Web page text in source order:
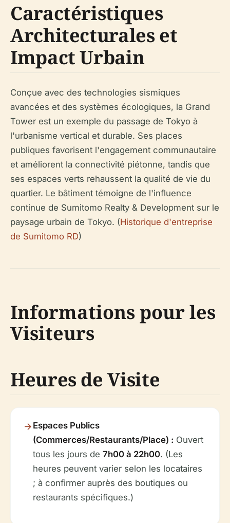
Caractéristiques
Architecturales et
Impact Urbain
Conçue avec des technologies sismiques
avancées et des systèmes écologiques, la Grand
Tower est un exemple du passage de Tokyo à
l'urbanisme vertical et durable. Ses places
publiques favorisent l'engagement communautaire
et améliorent la connectivité piétonne, tandis que
ses espaces verts rehaussent la qualité de vie du
quartier. Le bâtiment témoigne de l'influence
continue de Sumitomo Realty & Development sur le
paysage urbain de Tokyo. (Historique d'entreprise
de Sumitomo RD)
Informations pour les
Visiteurs
Heures de Visite
Espaces Publics
(Commerces/Restaurants/Place) : Ouvert
tous les jours de 7h00 à 22h00. (Les
heures peuvent varier selon les locataires
; à confirmer auprès des boutiques ou
restaurants spécifiques.)